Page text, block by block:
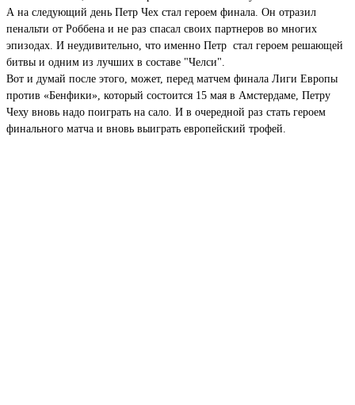
А на следующий день Петр Чех стал героем финала. Он отразил
пенальти от Роббена и не раз спасал своих партнеров во многих
эпизодах. И неудивительно, что именно Петр стал героем решающей
битвы и одним из лучших в составе "Челси".
Вот и думай после этого, может, перед матчем финала Лиги Европы
против «Бенфики», который состоится 15 мая в Амстердаме, Петру
Чеху вновь надо поиграть на сало. И в очередной раз стать героем
финального матча и вновь выиграть европейский трофей.